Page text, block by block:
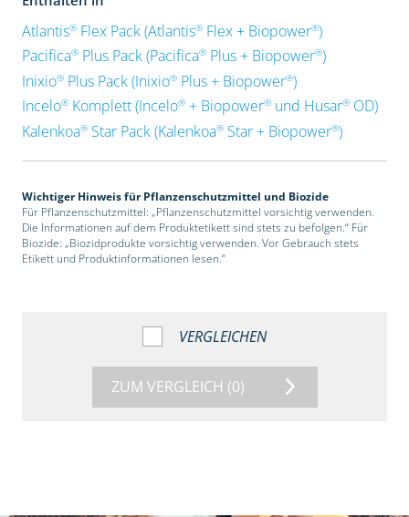
Atlantis®Flex Pack (Atlantis®Flex + Biopower®)
Pacifica®Plus Pack (Pacifica®Plus + Biopower®)
Inixio®Plus Pack (Inixio®Plus + Biopower®)
Incelo®Komplett (Incelo®+ Biopower®und Husar®OD)
Kalenkoa®Star Pack (Kalenkoa®Star + Biopower®)
Wichtiger Hinweis für Pflanzenschutzmittel und Biozide
Für Pflanzenschutzmittel: „Pflanzenschutzmittel vorsichtig verwenden.
Die Informationen auf dem Produktetikett sind stets zu befolgen.“ Für
Biozide: „Biozidprodukte vorsichtig verwenden. Vor Gebrauch stets
Etikett und Produktinformationen lesen.“
VERGLEICHEN
ZUM VERGLEICH (0)